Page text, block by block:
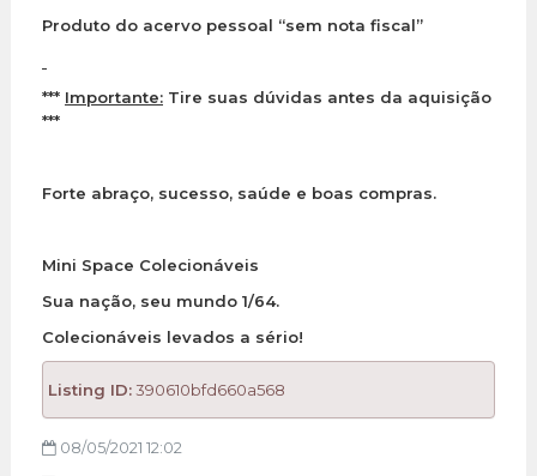
Produto do acervo pessoal “sem nota fiscal”
*** Importante: Tire suas dúvidas antes da aquisição
***
Forte abraço, sucesso, saúde e boas compras.
Mini Space Colecionáveis
Sua nação, seu mundo 1/64.
Colecionáveis levados a sério!
Listing ID:390610bfd660a568
08/05/2021 12:02